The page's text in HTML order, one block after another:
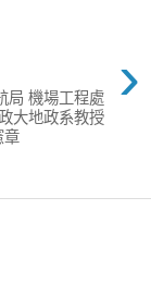
›
局 機場工程處
大地政系教授
章